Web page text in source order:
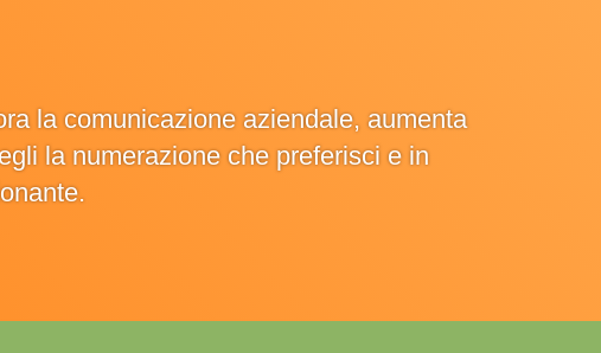
la comunicazione aziendale, aumenta
la numerazione che preferisci e in